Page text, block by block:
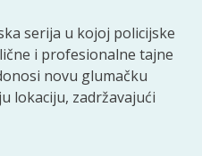
serija u kojoj policijske
i profesionalne tajne
novu glumačku
lokaciju, zadržavajući